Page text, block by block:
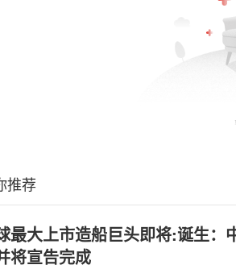
推荐
最大上市造船巨头即将:诞生：
将宣告完成